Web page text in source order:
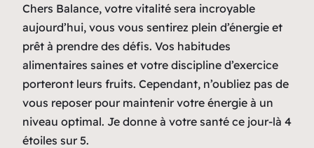
Chers Balance, votre vitalité sera incroyable
aujourd’hui, vous vous sentirez plein d’énergie et
prêt à prendre des défis. Vos habitudes
alimentaires saines et votre discipline d’exercice
porteront leurs fruits. Cependant, n’oubliez pas de
vous reposer pour maintenir votre énergie à un
niveau optimal. Je donne à votre santé ce jour-là 4
étoiles sur 5.